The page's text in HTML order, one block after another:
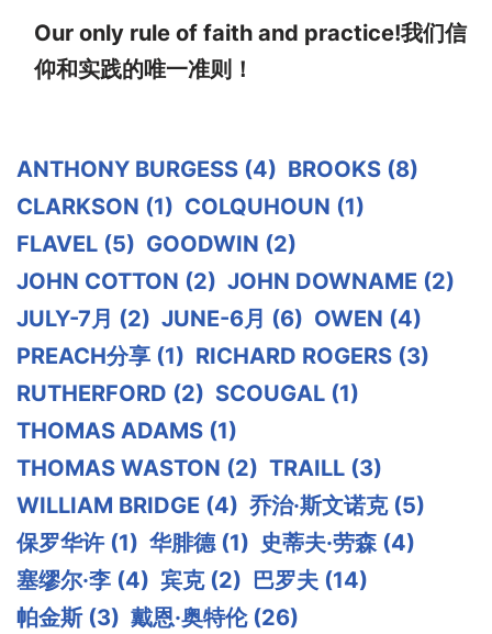
Our only rule of faith and practice!我们信
仰和实践的唯一准则！
ANTHONY BURGESS (4) BROOKS (8)
CLARKSON (1) COLQUHOUN (1)
FLAVEL (5) GOODWIN (2)
JOHN COTTON (2) JOHN DOWNAME (2)
JULY-7月 (2) JUNE-6月 (6) OWEN (4)
PREACH分享 (1) RICHARD ROGERS (3)
RUTHERFORD (2) SCOUGAL (1)
THOMAS ADAMS (1)
THOMAS WASTON (2) TRAILL (3)
WILLIAM BRIDGE (4) 乔治·斯文诺克 (5)
保罗华许 (1) 华腓德 (1) 史蒂夫·劳森 (4)
塞缪尔·李 (4) 宾克 (2) 巴罗夫 (14)
帕金斯 (3) 戴恩·奥特伦 (26)